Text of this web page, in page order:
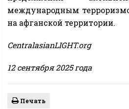
международным
на афганской территории.
CentralasianLIGHT.org
12 сентября 2025 года
Печать